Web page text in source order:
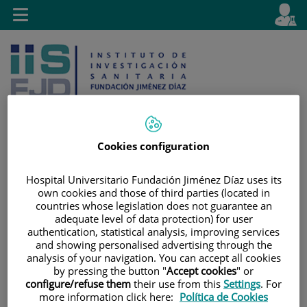
Saltar al contenido
contenido
activo
es
Toggle
navigation
Cookies configuration
Hospital Universitario Fundación Jiménez Díaz uses its
own cookies and those of third parties (located in
countries whose legislation does not guarantee an
adequate level of data protection) for user
authentication, statistical analysis, improving services
and showing personalised advertising through the
analysis of your navigation. You can accept all cookies
by pressing the button "Accept cookies" or
configure/refuse them their use from this Settings. For
more information click here: Política de Cookies